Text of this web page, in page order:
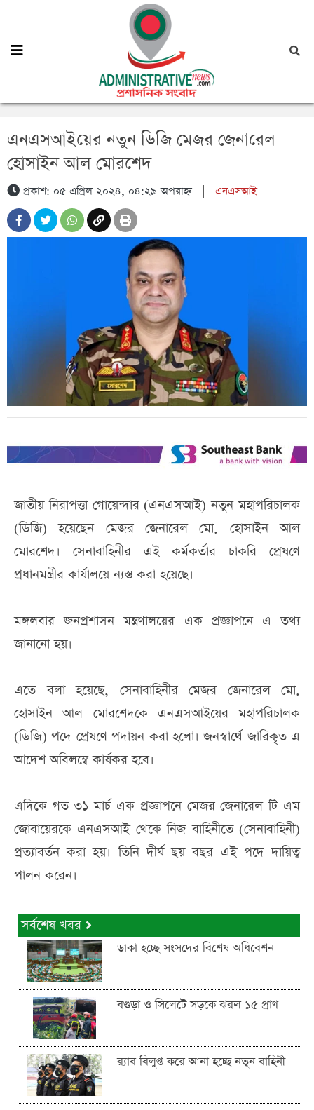
এনএসআইয়ের নতুন ডিজি মেজর জেনারেল
হোসাইন আল মোরশেদ
প্রকাশ: ০৫ এপ্রিল ২০২৪, ০৪:২৯ অপরাহ্ন| এনএসআই
জাতীয় নিরাপত্তা গোয়েন্দার (এনএসআই) নতুন মহাপরিচালক
(ডিজি) হয়েছেন মেজর জেনারেল মো. হোসাইন আল
মোরশেদ। সেনাবাহিনীর এই কর্মকর্তার চাকরি প্রেষণে
প্রধানমন্ত্রীর কার্যালয়ে ন্যস্ত করা হয়েছে।
মঙ্গলবার জনপ্রশাসন মন্ত্রণালয়ের এক প্রজ্ঞাপনে এ তথ্য
জানানো হয়।
এতে বলা হয়েছে, সেনাবাহিনীর মেজর জেনারেল মো.
হোসাইন আল মোরশেদকে এনএসআইয়ের মহাপরিচালক
(ডিজি) পদে প্রেষণে পদায়ন করা হলো। জনস্বার্থে জারিকৃত এ
আদেশ অবিলম্বে কার্যকর হবে।
এদিকে গত ৩১ মার্চ এক প্রজ্ঞাপনে মেজর জেনারেল টি এম
জোবায়েরকে এনএসআই থেকে নিজ বাহিনীতে (সেনাবাহিনী)
প্রত্যাবর্তন করা হয়। তিনি দীর্ঘ ছয় বছর এই পদে দায়িত্ব
পালন করেন।
সর্বশেষ খবর
ডাকা হচ্ছে সংসদের বিশেষ অধিবেশন
বগুড়া ও সিলেটে সড়কে ঝরল ১৫ প্রাণ
র‍্যাব বিলুপ্ত করে আনা হচ্ছে নতুন বাহিনী